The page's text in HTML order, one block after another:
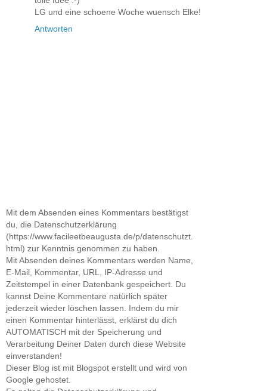
LG und eine schoene Woche wuensch Elke!
Antworten
Mit dem Absenden eines Kommentars bestätigst
du, die Datenschutzerklärung
(https://www.facileetbeaugusta.de/p/datenschutzt.
html) zur Kenntnis genommen zu haben.
Mit Absenden deines Kommentars werden Name,
E-Mail, Kommentar, URL, IP-Adresse und
Zeitstempel in einer Datenbank gespeichert. Du
kannst Deine Kommentare natürlich später
jederzeit wieder löschen lassen. Indem du mir
einen Kommentar hinterlässt, erklärst du dich
AUTOMATISCH mit der Speicherung und
Verarbeitung Deiner Daten durch diese Website
einverstanden!
Dieser Blog ist mit Blogspot erstellt und wird von
Google gehostet.